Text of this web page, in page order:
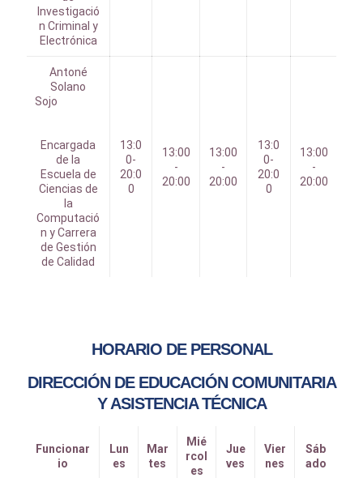
Investigació
n Criminal y
Electrónica
Antoné
Solano
Sojo
Encargada
de la
Escuela de
Ciencias de
la
Computació
n y Carrera
de Gestión
de Calidad
13:0
0-
20:0
0
13:00
-
20:00
13:00
-
20:00
13:0
0-
20:0
0
13:00
-
20:00
HORARIO DE PERSONAL
DIRECCIÓN DE EDUCACIÓN COMUNITARIA
Y ASISTENCIA TÉCNICA
Funcionar
io
Lun
es
Mar
tes
Mié
rcol
es
Jue
ves
Vier
nes
Sáb
ado